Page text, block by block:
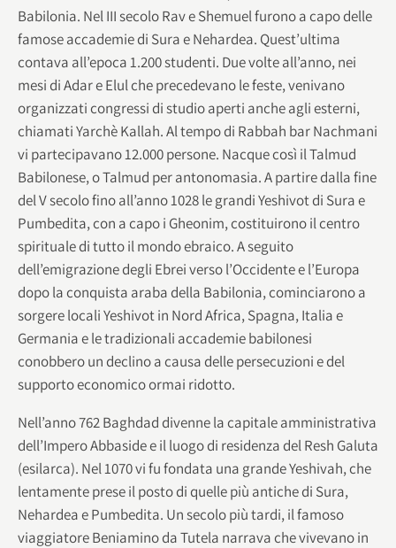
Babilonia. Nel III secolo Rav e Shemuel furono a capo delle
famose accademie di Sura e Nehardea. Quest’ultima
contava all’epoca 1.200 studenti. Due volte all’anno, nei
mesi di Adar e Elul che precedevano le feste, venivano
organizzati congressi di studio aperti anche agli esterni,
chiamati Yarchè Kallah. Al tempo di Rabbah bar Nachmani
vi partecipavano 12.000 persone. Nacque così il Talmud
Babilonese, o Talmud per antonomasia. A partire dalla fine
del V secolo fino all’anno 1028 le grandi Yeshivot di Sura e
Pumbedita, con a capo i Gheonim, costituirono il centro
spirituale di tutto il mondo ebraico. A seguito
dell’emigrazione degli Ebrei verso l’Occidente e l’Europa
dopo la conquista araba della Babilonia, cominciarono a
sorgere locali Yeshivot in Nord Africa, Spagna, Italia e
Germania e le tradizionali accademie babilonesi
conobbero un declino a causa delle persecuzioni e del
supporto economico ormai ridotto.
Nell’anno 762 Baghdad divenne la capitale amministrativa
dell’Impero Abbaside e il luogo di residenza del Resh Galuta
(esilarca). Nel 1070 vi fu fondata una grande Yeshivah, che
lentamente prese il posto di quelle più antiche di Sura,
Nehardea e Pumbedita. Un secolo più tardi, il famoso
viaggiatore Beniamino da Tutela narrava che vivevano in